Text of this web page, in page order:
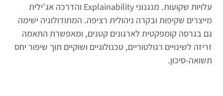
עלויות שקועות. מנגנוני Explainability והדרכה אג’ילית
מייצרים שקיפות ובקרה ניהולית רציפה. המתודולוגיה ישימה
גם בגרסה קומפקטית לארגונים קטנים, ומאפשרת התאמה
זריזה לשינויים רגולטוריים, טכנולוגיים ושוקיים תוך שיפור יחס
תשואה-סיכון.